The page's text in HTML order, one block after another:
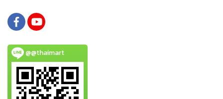
@@thaimart